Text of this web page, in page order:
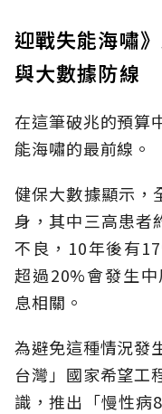
迎戰失能海嘯
與大數據防線
在這筆破兆的預算
能海嘯的最前線。
健保大數據顯示，
身，其中三高患者
不良，10年後有
超過20%會發生
息相關。
為避免這種情況發
台灣」國家希望工
識，推出「慢性病